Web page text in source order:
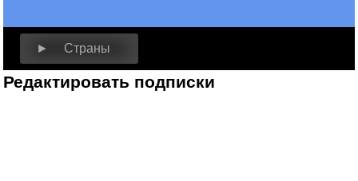
► Страны
Редактировать подписки